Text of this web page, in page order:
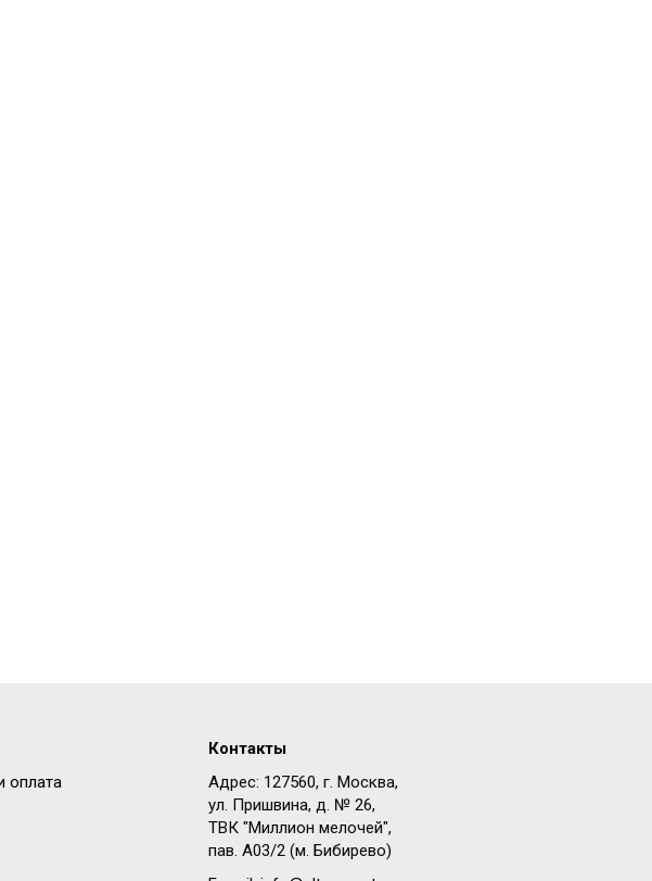
оплата
Контакты
Адрес: 127560, г. Москва,
ул. Пришвина, д. № 26,
ТВК "Миллион мелочей",
пав. A03/2 (м. Бибирево)